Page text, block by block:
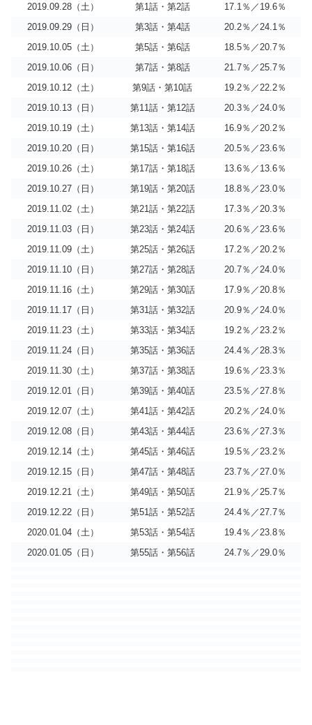
2019.09.28（土）
第1話・第2話
17.1％／19.6％
2019.09.29（日）
第3話・第4話
20.2％／24.1％
2019.10.05（土）
第5話・第6話
18.5％／20.7％
2019.10.06（日）
第7話・第8話
21.7％／25.7％
2019.10.12（土）
第9話・第10話
19.2％／22.2％
2019.10.13（日）
第11話・第12話
20.3％／24.0％
2019.10.19（土）
第13話・第14話
16.9％／20.2％
2019.10.20（日）
第15話・第16話
20.5％／23.6％
2019.10.26（土）
第17話・第18話
13.6％／13.6％
2019.10.27（日）
第19話・第20話
18.8％／23.0％
2019.11.02（土）
第21話・第22話
17.3％／20.3％
2019.11.03（日）
第23話・第24話
20.6％／23.6％
2019.11.09（土）
第25話・第26話
17.2％／20.2％
2019.11.10（日）
第27話・第28話
20.7％／24.0％
2019.11.16（土）
第29話・第30話
17.9％／20.8％
2019.11.17（日）
第31話・第32話
20.9％／24.0％
2019.11.23（土）
第33話・第34話
19.2％／23.2％
2019.11.24（日）
第35話・第36話
24.4％／28.3％
2019.11.30（土）
第37話・第38話
19.6％／23.3％
2019.12.01（日）
第39話・第40話
23.5％／27.8％
2019.12.07（土）
第41話・第42話
20.2％／24.0％
2019.12.08（日）
第43話・第44話
23.6％／27.3％
2019.12.14（土）
第45話・第46話
19.5％／23.2％
2019.12.15（日）
第47話・第48話
23.7％／27.0％
2019.12.21（土）
第49話・第50話
21.9％／25.7％
2019.12.22（日）
第51話・第52話
24.4％／27.7％
2020.01.04（土）
第53話・第54話
19.4％／23.8％
2020.01.05（日）
第55話・第56話 24.7％／29.0％